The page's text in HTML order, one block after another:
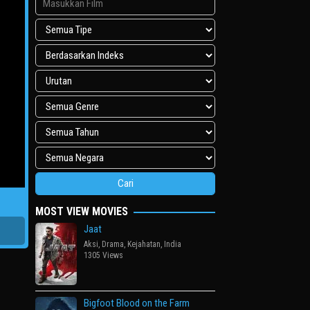
MOST VIEW MOVIES
Jaat
Aksi, Drama, Kejahatan, India
1305 Views
Bigfoot Blood on the Farm